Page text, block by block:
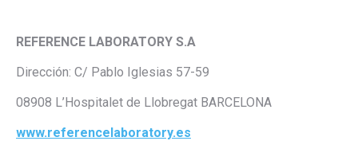
REFERENCE LABORATORY S.A
Dirección: C/ Pablo Iglesias 57-59
08908 L’Hospitalet de Llobregat BARCELONA
www.referencelaboratory.es